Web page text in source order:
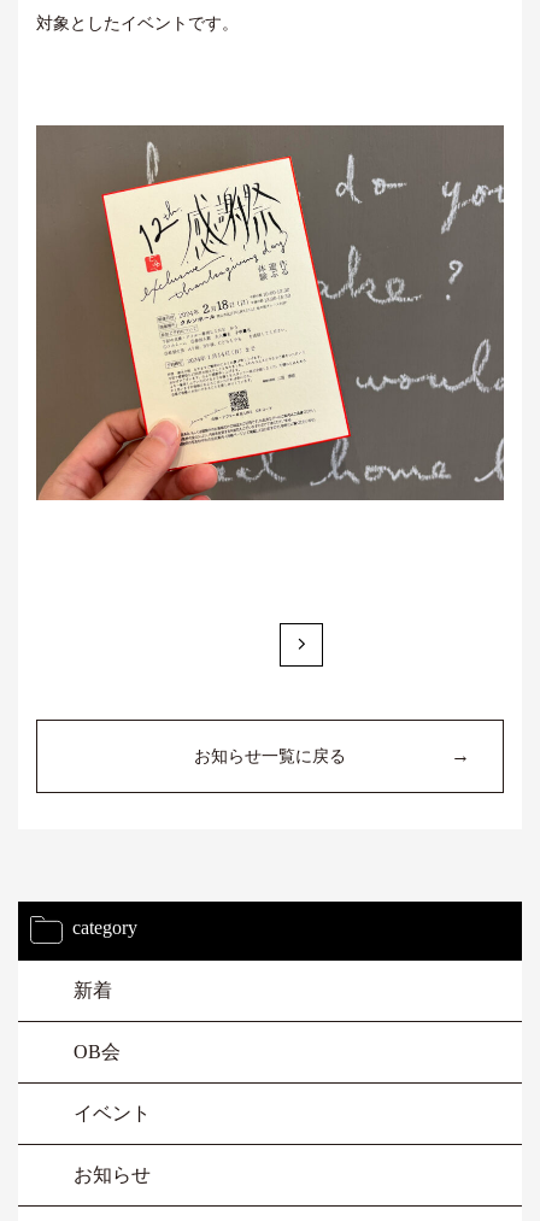
対象としたイベントです。
お知らせ一覧に戻る →
category
新着
OB会
イベント
お知らせ